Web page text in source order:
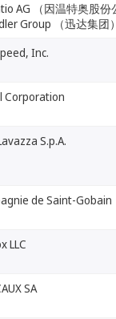
AG （因温特奥股份
Group （迅达集团）
Inc.
Corporation
S.p.A.
de Saint-Gobain
LLC
SA